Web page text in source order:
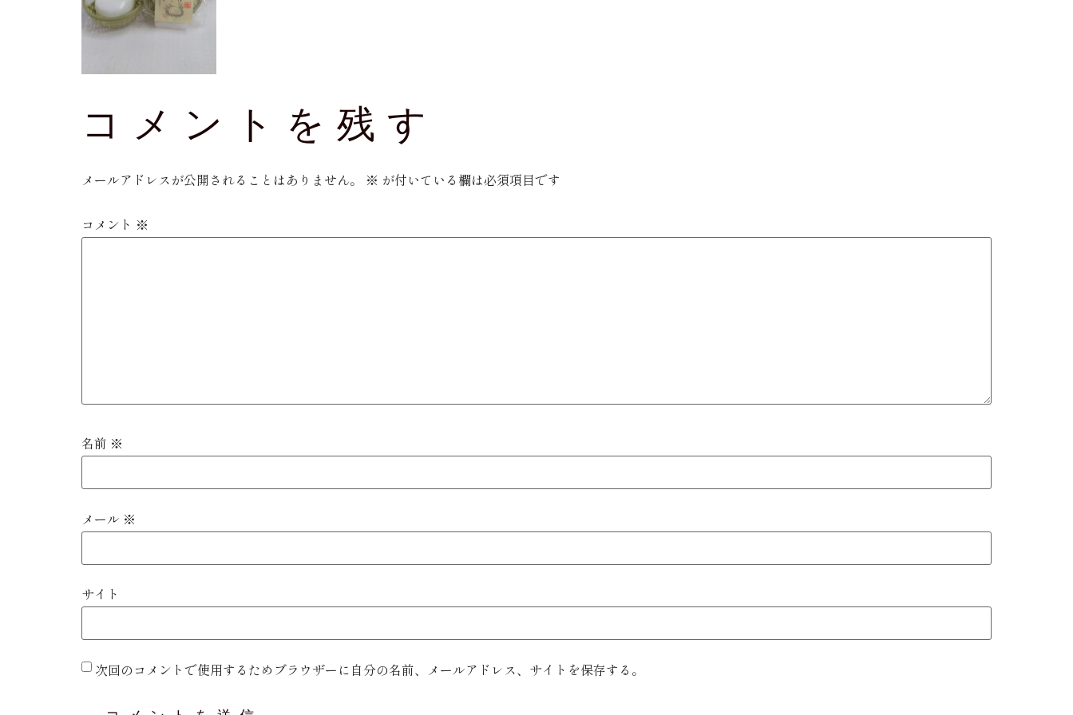
コメントを残す
メールアドレスが公開されることはありません。 ※ が付いている欄は必須項目です
コメント ※
名前 ※
メール ※
サイト
次回のコメントで使用するためブラウザーに自分の名前、メールアドレス、サイトを保存する。